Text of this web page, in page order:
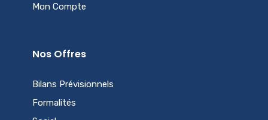
Mon Compte
Nos Offres
Bilans Prévisionnels
Formalités